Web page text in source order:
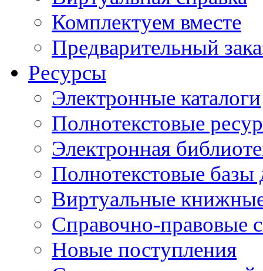
Комплектуем вместе
Предварительный
Ресурсы
Электронные каталоги
Полнотекстовые
Электронная
Полнотекстовые
Виртуальные
Справочно-правовые
Новые поступления